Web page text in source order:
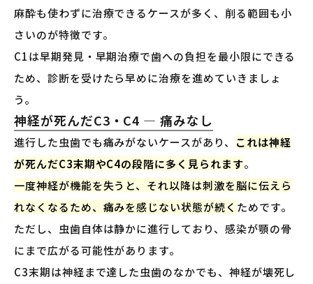
麻酔も使わずに治療できるケースが多く、削る範囲も小
さいのが特徴です。
C1は早期発見・早期治療で歯への負担を最小限にできる
ため、診断を受けたら早めに治療を進めていきましょ
う。
神経が死んだC3・C4 — 痛みなし
進行した虫歯でも痛みがないケースがあり、
これは神経
が死んだC3末期やC4の段階に多く見られます。
一度神経が機能を失うと、それ以降は刺激を脳に伝えら
れなくなるため、痛みを感じない状態が続く ためです。
ただし、虫歯自体は静かに進行しており、感染が顎の骨
にまで広がる可能性があります。
C3末期は神経まで達した虫歯のなかでも、神経が壊死し